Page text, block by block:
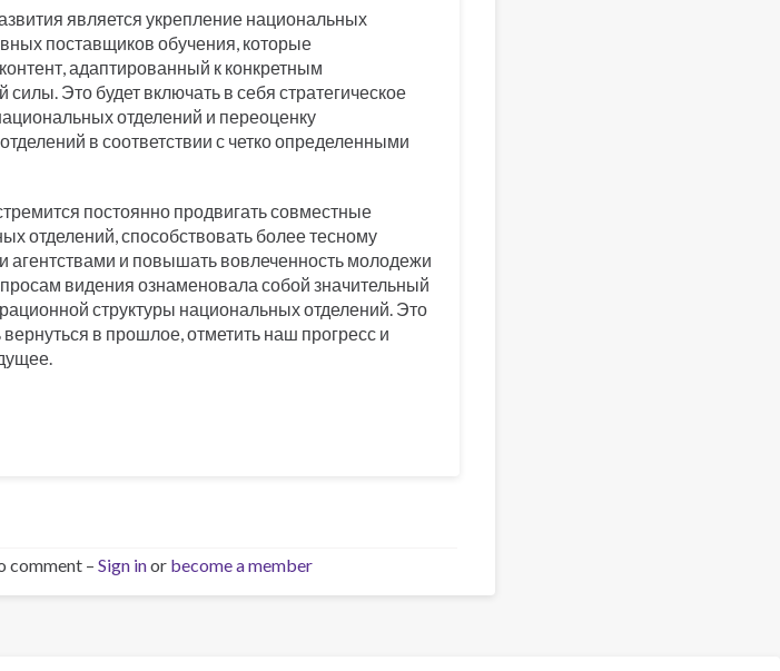
является укрепление национальных
поставщиков обучения, которые
адаптированный к конкретным
Это будет включать в себя стратегическое
отделений и переоценку
в соответствии с четко определенными
постоянно продвигать совместные
отделений, способствовать более тесному
агентствами и повышать вовлеченность молодежи
видения ознаменовала собой значительный
структуры национальных отделений. Это
в прошлое, отметить наш прогресс и
comment – Sign inor become a member